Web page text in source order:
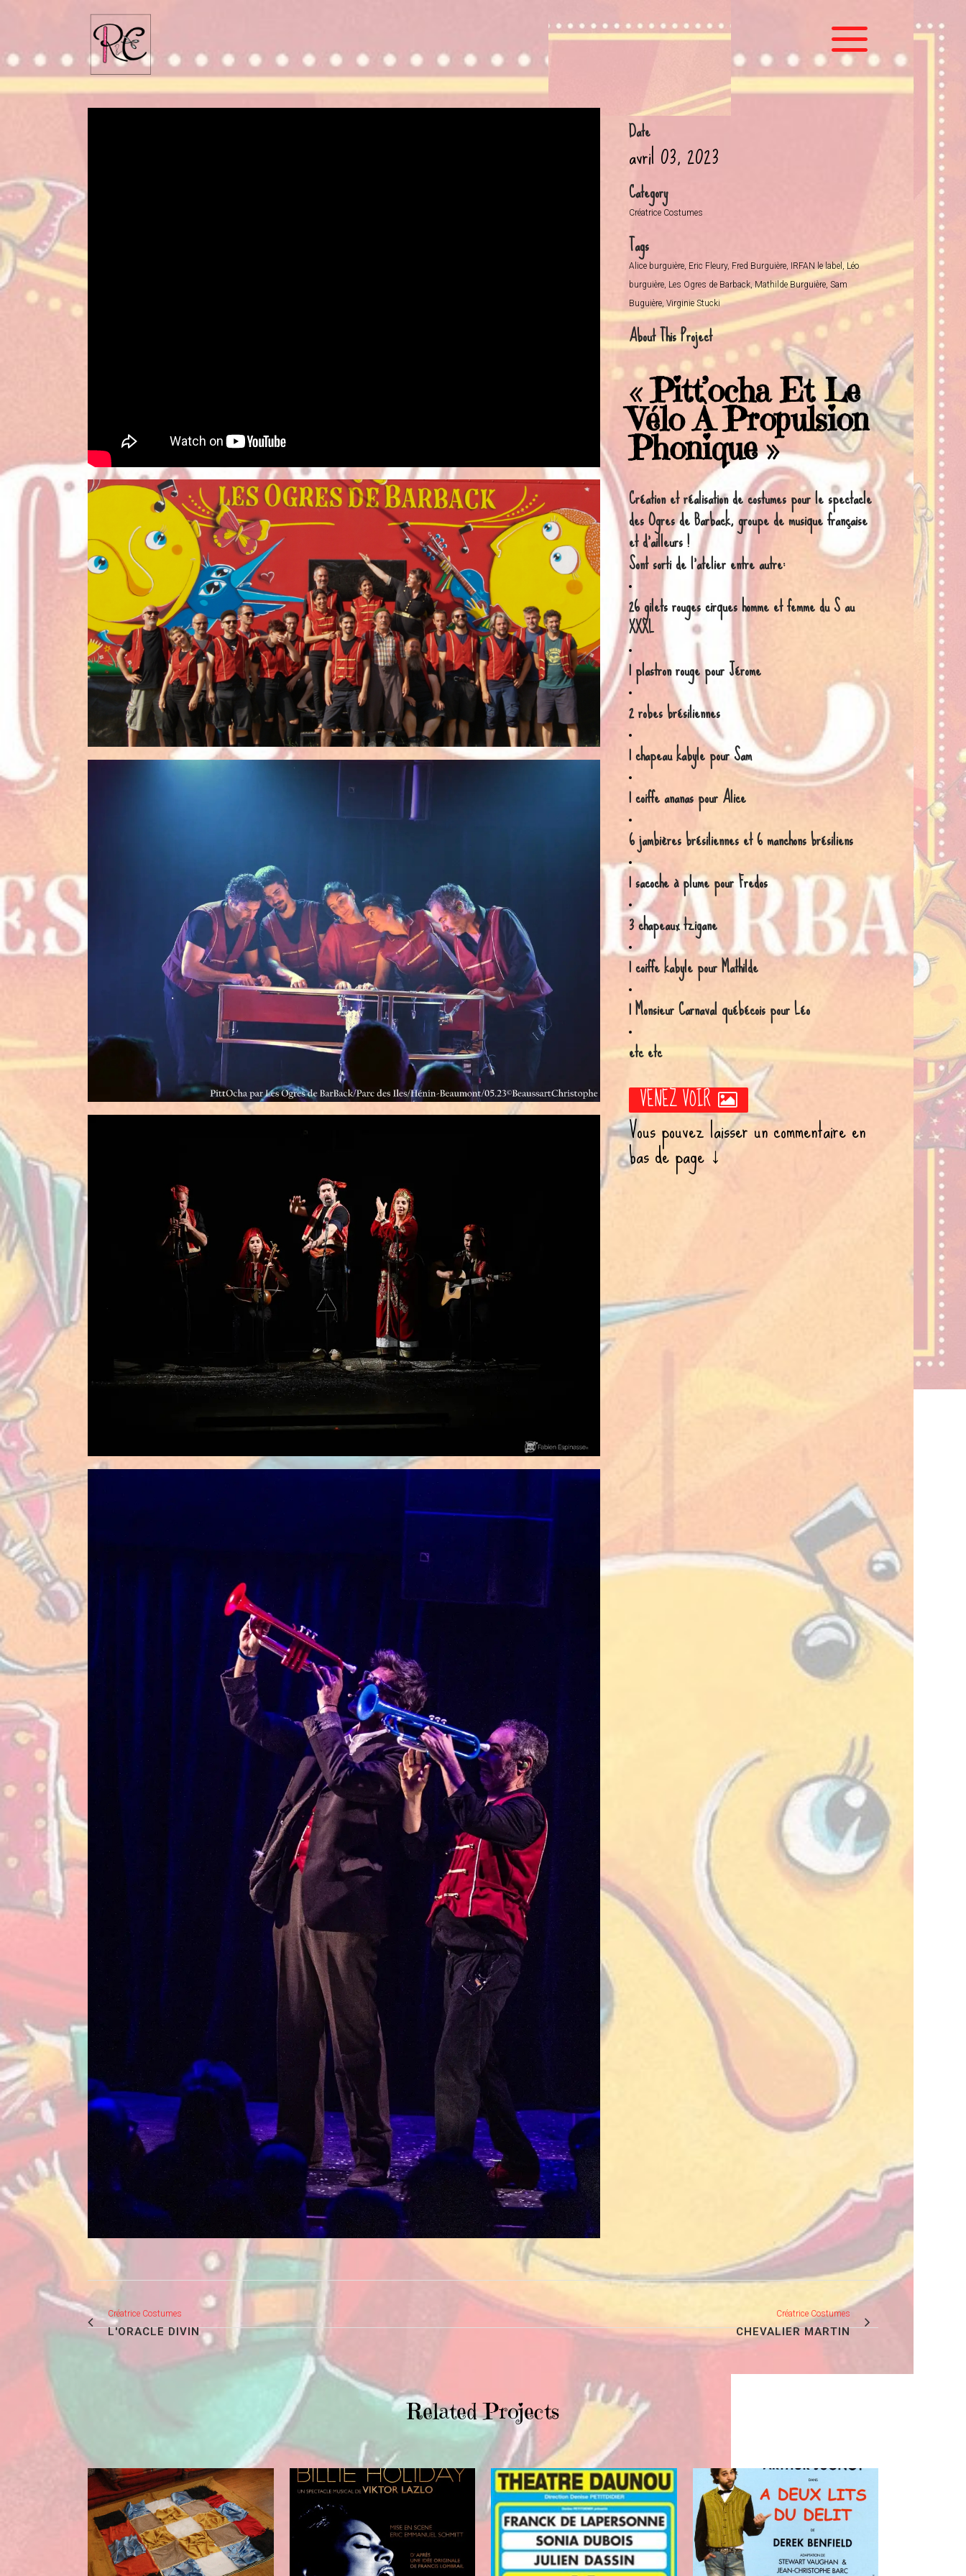
Date
avril 03, 2023
Category
Créatrice Costumes
Tags
Alice burguière, Eric Fleury, Fred Burguière, IRFAN le label, Léo
burguière, Les Ogres de Barback, Mathilde Burguière, Sam
Buguière, Virginie Stucki
About This Project
« Pitt’ocha Et Le
Vélo À Propulsion
Phonique »
Création et réalisation de costumes pour le spectacle
des Ogres de Barback, groupe de musique française
et d’ailleurs !
Sont sorti de l’atelier entre autre:
26 gilets rouges cirques homme et femme du S au
XXXL
1 plastron rouge pour Jérome
2 robes brésiliennes
1 chapeau kabyle pour Sam
1 coiffe ananas pour Alice
6 jambières brésiliennes et 6 manchons brésiliens
1 sacoche à plume pour Fredos
3 chapeaux tzigane
1 coiffe kabyle pour Mathilde
1 Monsieur Carnaval québécois pour Léo
etc etc
VENEZ VOIR
Vous pouvez laisser un commentaire en
bas de page ↓
Créatrice Costumes
L'ORACLE DIVIN
Créatrice Costumes
CHEVALIER MARTIN
Related Projects
VIEW
VIEW
VIEW